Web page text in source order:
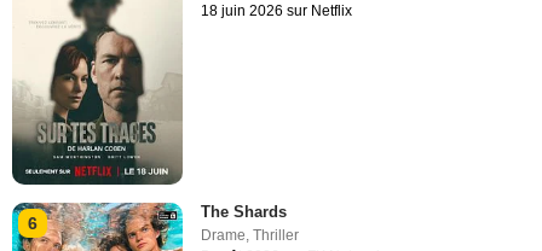
18 juin 2026 sur Netflix
6
The Shards
Drame ,Thriller